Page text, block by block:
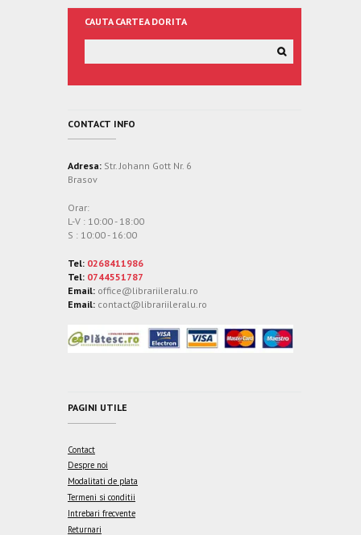
CAUTA CARTEA DORITA
CONTACT INFO
Adresa: Str. Johann Gott Nr. 6
Brasov
Orar:
L-V : 10:00 - 18:00
S : 10:00 - 16:00
Tel: 0268411986
Tel: 0744551787
Email: office@librariileralu.ro
Email: contact@librariileralu.ro
PAGINI UTILE
Contact
Despre noi
Modalitati de plata
Termeni si conditii
Intrebari frecvente
Returnari